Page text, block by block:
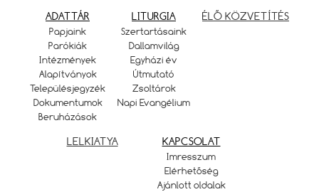
ADATTÁR
Papjaink
Parókiák
Intézmények
Alapítványok
Településjegyzék
Dokumentumok
Beruházások
LITURGIA
Szertartásaink
Dallamvilág
Egyházi év
Útmutató
Zsoltárok
Napi Evangélium
ÉLŐ KÖZVETÍTÉS
LELKIATYA KAPCSOLAT
Imresszum
Elérhetőség
Ajánlott oldalak